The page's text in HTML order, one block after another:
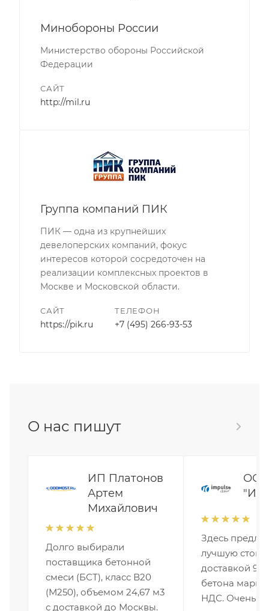
Минобороны России
Министерство обороны Российской
Федерации
САЙТ
http://mil.ru
Группа компаний ПИК
ПИК — одна из крупнейших
девелоперских компаний, фокус
интересов которой сосредоточен на
реализации комплексных проектов в
Москве и Московской области.
САЙТ
https://pik.ru
ТЕЛЕФОН
+7 (495) 266-93-53
О нас пишут
ИП Платонов
Артем
Михайлович
Долго выбирали
поставщика бетонной
смеси (БСТ), класс В20
(М250), объемом 24,67 м3
с доставкой до Москвы.
Здесь
лучшую
доставкой 9-
бетона марки
НДС. Очень